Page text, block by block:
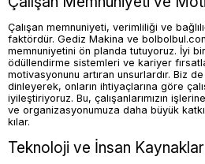
Çalışan memnuniyeti, verimliliği ve
faktördür. Gediz Makina ve bolbolbul.com
memnuniyetini ön planda tutuyoruz. İyi
ödüllendirme sistemleri ve kariyer
motivasyonunu artıran unsurlardır. Biz de
dinleyerek, onların ihtiyaçlarına göre
iyileştiriyoruz. Bu, çalışanlarımızın
ve organizasyonumuza daha büyük
kılar.
Teknoloji ve İnsan